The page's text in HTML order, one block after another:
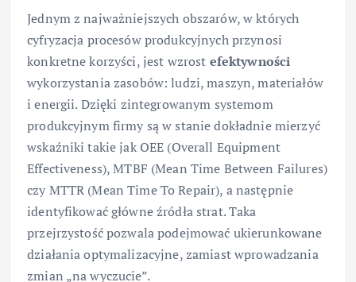
Jednym z najważniejszych obszarów, w których
cyfryzacja procesów produkcyjnych przynosi
konkretne korzyści, jest wzrost efektywności
wykorzystania zasobów: ludzi, maszyn, materiałów
i energii. Dzięki zintegrowanym systemom
produkcyjnym firmy są w stanie dokładnie mierzyć
wskaźniki takie jak OEE (Overall Equipment
Effectiveness), MTBF (Mean Time Between Failures)
czy MTTR (Mean Time To Repair), a następnie
identyfikować główne źródła strat. Taka
przejrzystość pozwala podejmować ukierunkowane
działania optymalizacyjne, zamiast wprowadzania
zmian „na wyczucie”.